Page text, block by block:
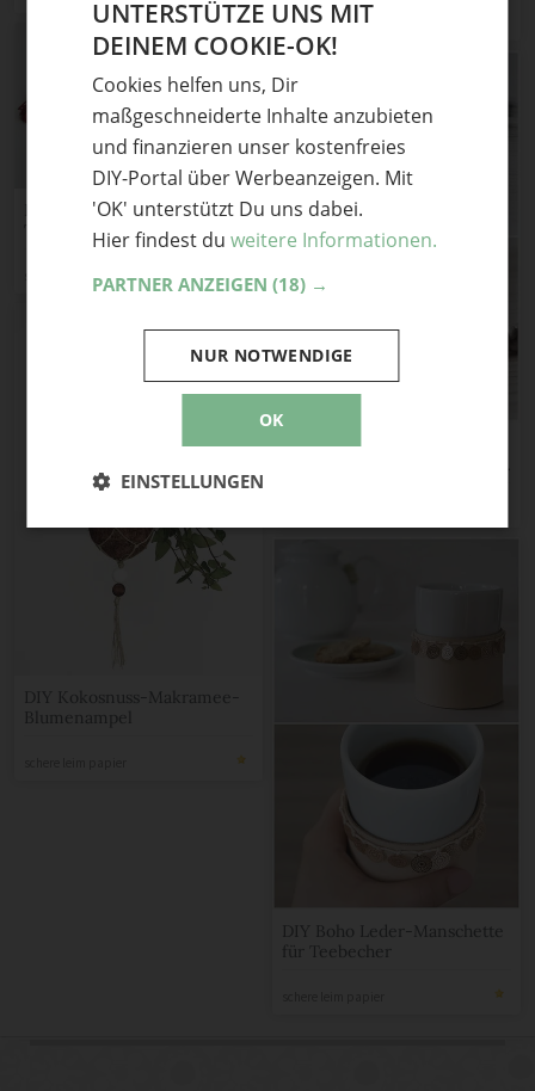
SOUSOU DIYSIGN
Buntes Upcycling: Boho-
schere leim papier
Boho-Schmuck
DIY Kokosnuss-Makramee-
Blumenampel
DIY Boho Leder-Manschette
für Teebecher
UNTERSTÜTZE UNS MIT
DEINEM COOKIE-OK!
Cookies helfen uns, Dir
maßgeschneiderte Inhalte anzubieten
und finanzieren unser kostenfreies
DIY-Portal über Werbeanzeigen. Mit
'OK' unterstützt Du uns dabei.
Hier findest du weitere Informationen.
PARTNER ANZEIGEN (18) →
OK
NUR NOTWENDIGE
EINSTELLUNGEN